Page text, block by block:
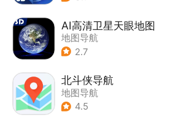
AI高清卫星天眼地图
地图导航
2.7
北斗侠导航
地图导航
4.5